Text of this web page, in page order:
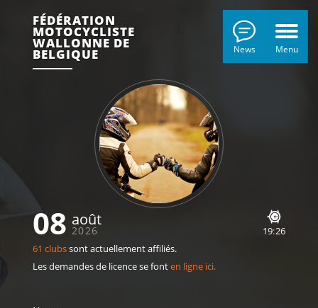
Menu
News
FÉDÉRATION
MOTOCYCLISTE
WALLONNE DE
BELGIQUE
08 août
2026 19:26
61 clubssont actuellement affiliés.
Les demandes de licence se fonten ligne ici.